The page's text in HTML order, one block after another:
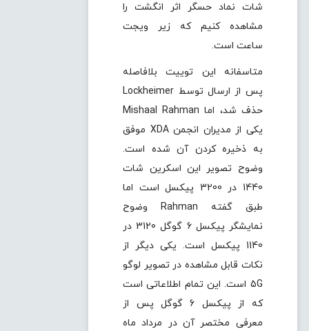
شات نماد حسگر اثر انگشت را
مشاهده کنیم که زیر ویجت
ساعت است.
متاسفانه این توییت بلافاصله
پس از ارسال توسط Lockheimer
حذف شد، اما Mishaal Rahman
یکی از مدیران انجمن XDA موفق
به ذخیره کردن آن شده است.
وضوح تصویر این اسکرین شات
1440 در 3200 پیکسل است اما
طبق گفته Rahman وضوح
نمایشگر پیکسل 6 گوگل 3120 در
1140 پیکسل است. یکی دیگر از
نکات قابل مشاهده در تصویر لوگو
5G است. این تمام اطلاعاتی است
که از پیکسل 6 گوگل پس از
معرفی مختصر آن در مرداد ماه